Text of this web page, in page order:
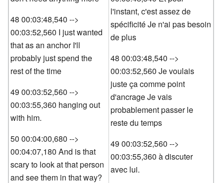
48 00:03:48,540 -->
00:03:52,560 I just wanted
that as an anchor I'll
probably just spend the
rest of the time
49 00:03:52,560 -->
00:03:55,360 hanging out
with him.
50 00:04:00,680 -->
00:04:07,180 And is that
scary to look at that person
and see them in that way?
l'instant, c'est assez de
spécificité Je n'ai pas besoin
de plus
48 00:03:48,540 -->
00:03:52,560 Je voulais
juste ça comme point
d'ancrage Je vais
probablement passer le
reste du temps
49 00:03:52,560 -->
00:03:55,360 à discuter
avec lui.